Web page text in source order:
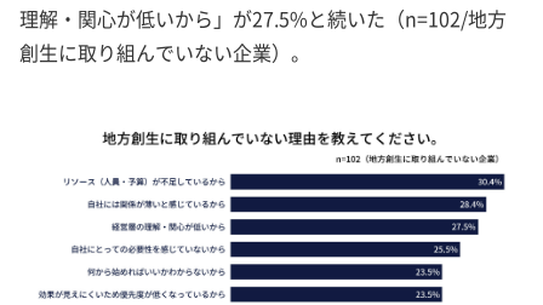
理解・関心が低いから」が27.5%と続いた（n=102/地方
創生に取り組んでいない企業）。